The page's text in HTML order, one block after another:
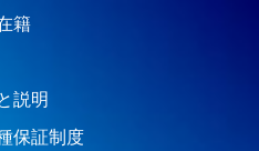
籍
説明
保証制度